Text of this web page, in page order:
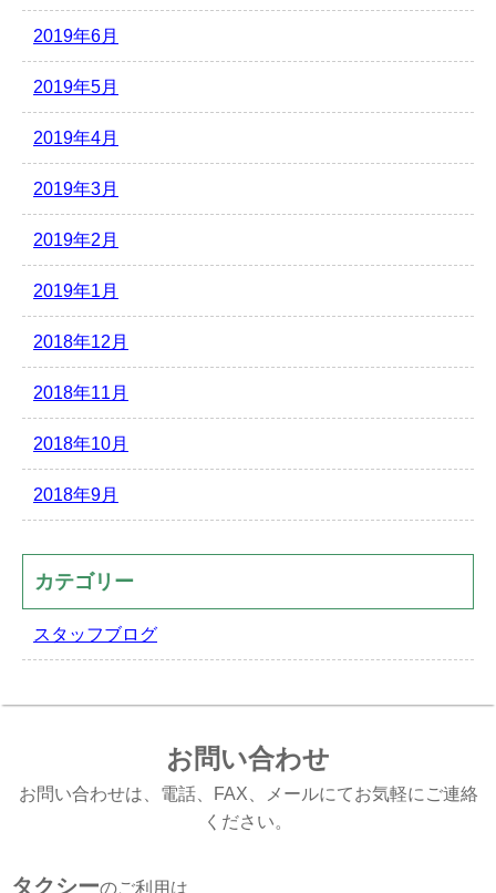
2019年6月
2019年5月
2019年4月
2019年3月
2019年2月
2019年1月
2018年12月
2018年11月
2018年10月
2018年9月
カテゴリー
スタッフブログ
お問い合わせ
お問い合わせは、電話、FAX、メールにてお気軽にご連絡
ください。
タクシーのご利用は